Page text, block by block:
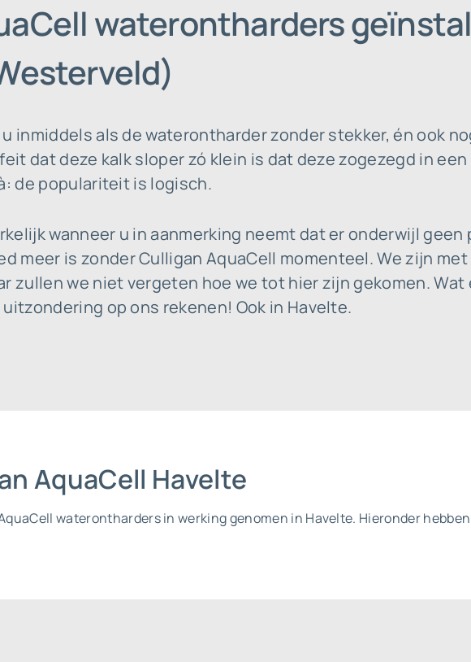
waterontharders
inmiddels als de waterontharder zonder stekker, én ook
dat deze kalk sloper zó klein is dat deze zogezegd in een
de populariteit is logisch.
wanneer u in aanmerking neemt dat er onderwijl geen
meer is zonder Culligan AquaCell momenteel. We zijn
zullen we niet vergeten hoe we tot hier zijn gekomen. Wat
op ons rekenen! Ook in Havelte.
AquaCell Havelte
waterontharders in werking genomen in Havelte. Hieronder